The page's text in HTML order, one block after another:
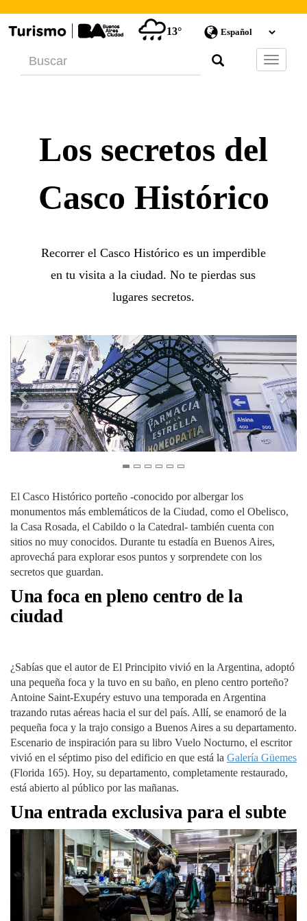
13°
Barra
de
Los secretos del
Casco Histórico
Recorrer el Casco Histórico es un imperdible
en tu visita a la ciudad. No te pierdas sus
lugares secretos.
El Casco Histórico porteño -conocido por albergar los
monumentos más emblemáticos de la Ciudad, como el Obelisco,
la Casa Rosada, el Cabildo o la Catedral- también cuenta con
sitios no muy conocidos. Durante tu estadía en Buenos Aires,
aprovechá para explorar esos puntos y sorprendete con los
secretos que guardan.
Una foca en pleno centro de la
ciudad
¿Sabías que el autor de El Principito vivió en la Argentina, adoptó
una pequeña foca y la tuvo en su baño, en pleno centro porteño?
Antoine Saint-Exupéry estuvo una temporada en Argentina
trazando rutas aéreas hacia el sur del país. Allí, se enamoró de la
pequeña foca y la trajo consigo a Buenos Aires a su departamento.
Escenario de inspiración para su libro Vuelo Nocturno, el escritor
vivió en el séptimo piso del edificio en que está la Galería Güemes
(Florida 165). Hoy, su departamento, completamente restaurado,
está abierto al público por las mañanas.
Una entrada exclusiva para el subte